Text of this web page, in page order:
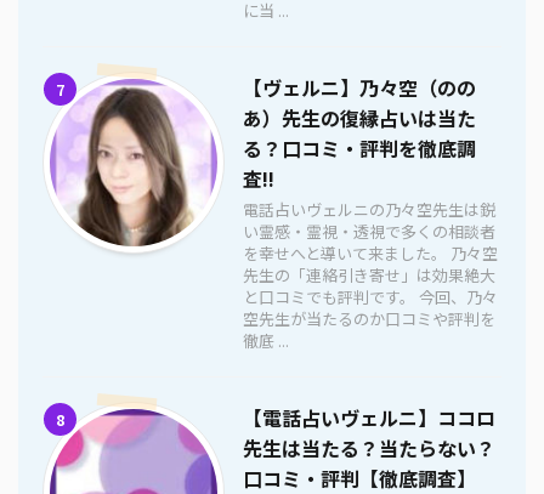
に当 ...
7
【ヴェルニ】乃々空（のの
あ）先生の復縁占いは当た
る？口コミ・評判を徹底調
査!!
電話占いヴェルニの乃々空先生は鋭
い霊感・霊視・透視で多くの相談者
を幸せへと導いて来ました。 乃々空
先生の「連絡引き寄せ」は効果絶大
と口コミでも評判です。 今回、乃々
空先生が当たるのか口コミや評判を
徹底 ...
8
【電話占いヴェルニ】ココロ
先生は当たる？当たらない？
口コミ・評判【徹底調査】